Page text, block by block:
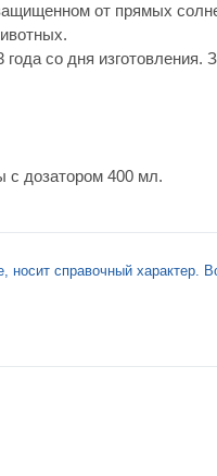
от прямых
со дня
дозатором 400 мл.
справочный характер.